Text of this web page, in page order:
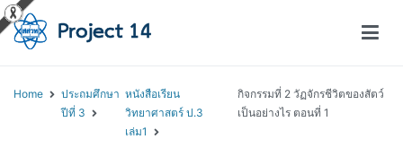
Home
ประถมศึกษา
ปีที่ 3
หนังสือเรียน
วิทยาศาสตร์ ป.3
เล่ม1
กิจกรรมที่ 2 วัฏจักรชีวิตของสัตว์
เป็นอย่างไร ตอนที่ 1